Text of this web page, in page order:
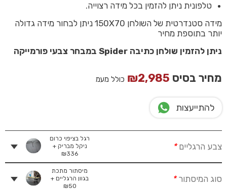
טלפונית ניתן להזמין בכל מידה רצוייה.
מידה סטנדרטית של השולחן 150X70 ניתן לבחור מידה גדולה
יותר בתוספת מחיר
ניתן להזמין שולחן כתיבה Spider במבחר צבעי פורמייקה
מחיר בסיס ₪2,985 כולל מעמ
להתייעצות
צבע הרגליים*
רגל בציפוי כרום
ניקל מבריק +
₪336
סוג המיסתור*
מיסתור מתכת
בגוון הרגליים +
₪50